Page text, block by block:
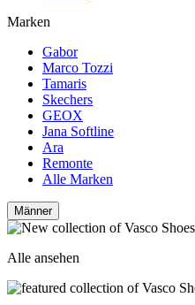
Marken
Gabor
Marco Tozzi
Tamaris
Skechers
GEOX
Jana Softline
Ara
Remonte
Alle Marken
Männer
Alle ansehen